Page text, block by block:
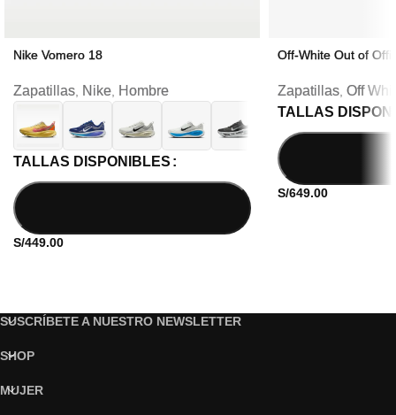
Nike Vomero 18
Zapatillas Nike Hombre
TALLAS DISPONIBLES
S/449.00
Off-White Out of
Zapatillas, Off
TALLAS
S/649.00
SUSCRÍBETE A NUESTRO NEWSLETTER
SHOP
MUJER